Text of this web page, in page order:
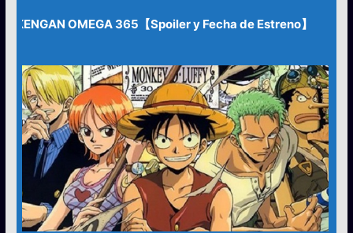
KENGAN OMEGA 365【Spoiler y Fecha de Estreno】